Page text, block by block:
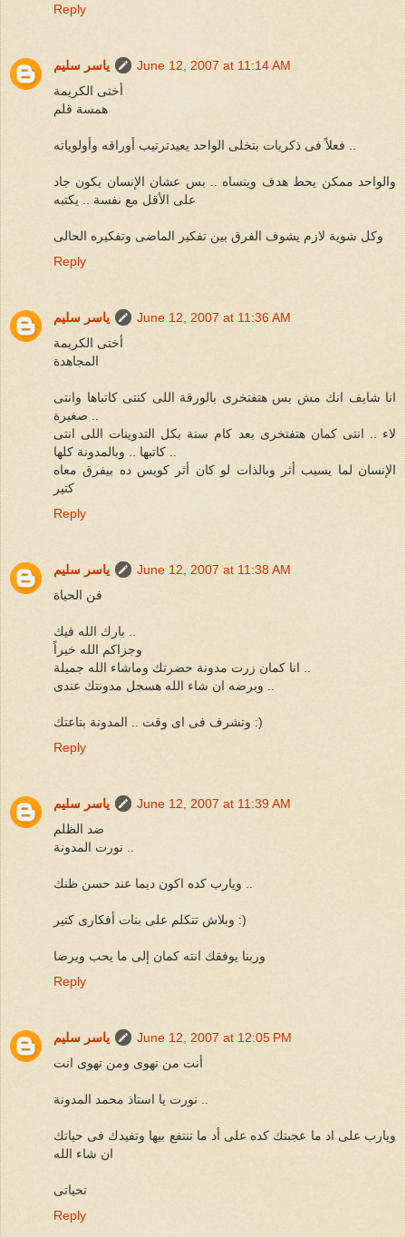
Reply
ياسر سليم
June 12, 2007 at 11:14 AM
أختى الكريمة
همسة قلم
والواحد ممكن يحط هدف وينساه .. بس عشان الإنسان يكون جاد
على الأقل مع نفسة .. يكتبه
وكل شوية لازم يشوف الفرق بين تفكير الماضى وتفكيره الحالى
Reply
ياسر سليم
June 12, 2007 at 11:36 AM
أختى الكريمة
المجاهدة
انا شايف انك مش بس هتفتخرى بالورقة اللى كنتى كاتباها وانتى
لاء .. انتى كمان هتفتخرى بعد كام سنة بكل التدوينات اللى انتى
الإنسان لما يسيب أثر وبالذات لو كان أثر كويس ده بيفرق معاه
كتير
Reply
ياسر سليم
June 12, 2007 at 11:38 AM
فن الحياة
وجزاكم الله خيراً
وتشرف فى اى وقت .. المدونة بتاعتك :)
Reply
ياسر سليم
June 12, 2007 at 11:39 AM
ضد الظلم
وبلاش تتكلم على بنات أفكارى كتير :)
وربنا يوفقك انته كمان إلى ما يحب ويرضا
Reply
ياسر سليم
June 12, 2007 at 12:05 PM
أنت من تهوى ومن تهوى انت
ويارب على اد ما عجبتك كده على أد ما تنتفع بيها وتفيدك فى حياتك
ان شاء الله
تحياتى
Reply